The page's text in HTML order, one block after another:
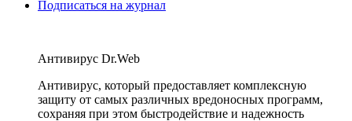
Подписаться на журнал
Антивирус Dr.Web
Антивирус, который предоставляет комплексную
защиту от самых различных вредоносных программ,
сохраняя при этом быстродействие и надежность